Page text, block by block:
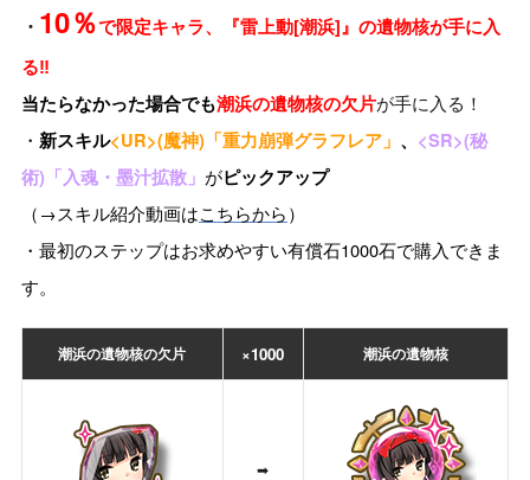
・ 10％で限定キャラ、『雷上動[潮浜]』の遺物核が手に入
る‼
当たらなかった場合でも潮浜の遺物核の欠片が手に入る！
・ 新スキル<UR>(魔神)「重力崩弾グラフレア」 、 <SR>(秘
術)「入魂・墨汁拡散」 がピックアップ
（→スキル紹介動画はこちらから）
・最初のステップはお求めやすい有償石1000石で購入できま
す。
潮浜の遺物核の欠片 ×1000 潮浜の遺物核
➡